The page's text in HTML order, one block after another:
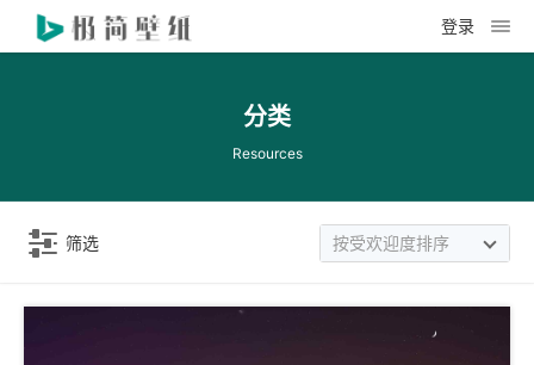
登录
分类
Resources
筛选 按受欢迎度排序